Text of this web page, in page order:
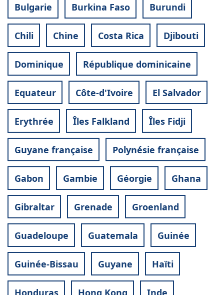
Bulgarie Burkina Faso Burundi
Chili Chine Costa Rica Djibouti
Dominique République dominicaine
Equateur Côte-d'Ivoire El Salvador
Erythrée Îles Falkland Îles Fidji
Guyane française Polynésie française
Gabon Gambie Géorgie Ghana
Gibraltar Grenade Groenland
Guadeloupe Guatemala Guinée
Guinée-Bissau Guyane Haïti
Honduras Hong Kong Inde